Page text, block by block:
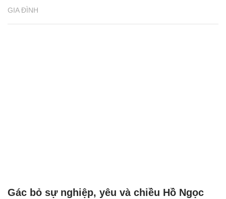
GIA ĐÌNH
Gác bỏ sự nghiệp, yêu và chiều Hồ Ngọc